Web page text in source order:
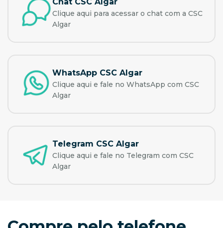
Chat CSC Algar
Clique aqui para acessar o chat com a CSC
Algar
WhatsApp CSC Algar
Clique aqui e fale no WhatsApp com CSC
Algar
Telegram CSC Algar
Clique aqui e fale no Telegram com CSC
Algar